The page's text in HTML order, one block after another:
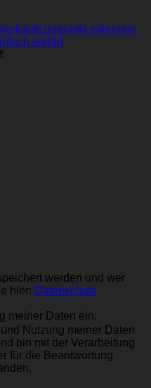
erkennen
erklärt
werden und wer
hier: Datenschutz
meiner Daten ein.
Nutzung meiner Daten
bin mit der Verarbeitung
für die Beantwortung